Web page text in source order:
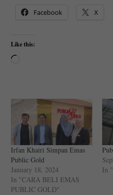
Facebook X
Like this:
Irfan Khairi Simpan Emas
Public Gold
January 18, 2024
In "CARA BELI EMAS
PUBLIC GOLD"
In